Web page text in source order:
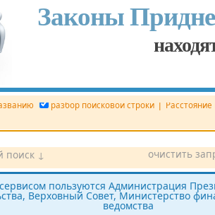
Законы
разбор поисковой строки |
Дата
Источник (САЗ)
очистить
поиск ↓
пользуются Администрация
Верховный Совет, Министерство
ведомства